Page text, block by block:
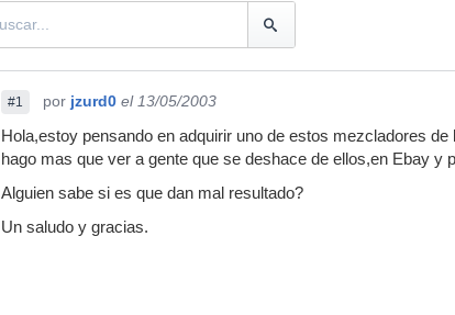
#1 por jzurd0 el 13/05/2003
Hola,estoy pensando en adquirir uno de estos mezcladores de
hago mas que ver a gente que se deshace de ellos,en Ebay y
Alguien sabe si es que dan mal resultado?
Un saludo y gracias.